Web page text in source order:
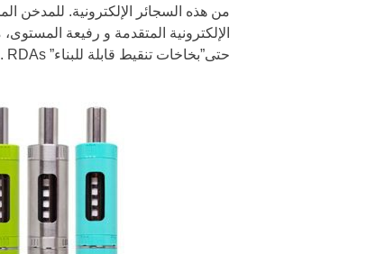
الإلكترونية المتقدمة و رفيعة
حتى”بخاخات تنقيط قابلة للبناء” RDAs . أيا كان هذا البند، فابورفي تقوم بتوفيره.